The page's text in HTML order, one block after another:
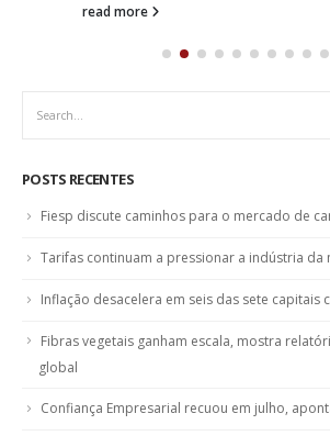
read more
POSTS RECENTES
Fiesp discute caminhos para o mercado de
Tarifas continuam a pressionar a indústria
Inflação desacelera em seis das sete capitais
Fibras vegetais ganham escala, mostra
global
Confiança Empresarial recuou em julho,